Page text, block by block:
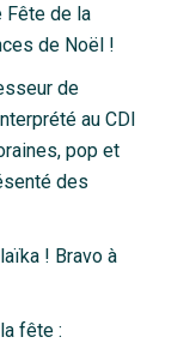
Fête de la
de Noël !
de
au CDI
pop et
des
! Bravo à
fête :